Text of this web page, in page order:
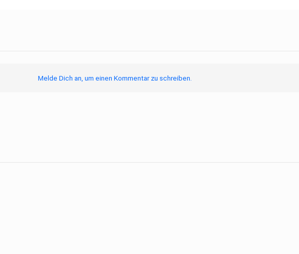
Melde Dich an, um einen Kommentar zu schreiben.